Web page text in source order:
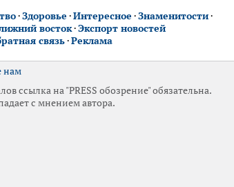
·Здоровье ·Интересное ·Знаменитости·
восток·Экспорт новостей
связь·Реклама
нам
ссылка на "PRESS обозрение" обязательна.
с мнением автора.